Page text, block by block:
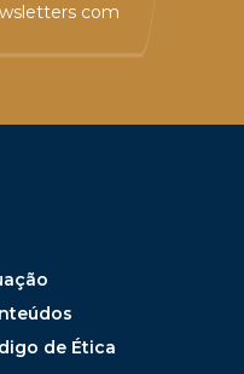
com
de Ética